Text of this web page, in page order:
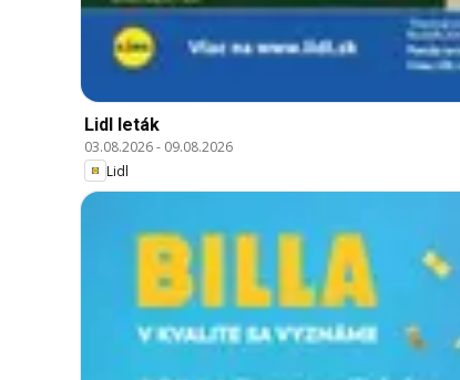
Lidl leták
03.08.2026- 09.08.2026
Lidl